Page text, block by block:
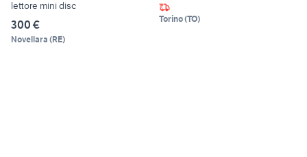
lettore mini disc
300 €
Novellara (RE)
Torino(TO)